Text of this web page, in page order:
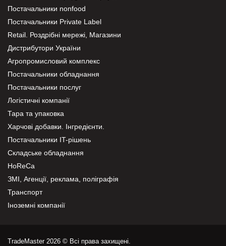
Постачальники nonfood
Постачальники Private Label
Retail. Роздрібні мережі, Магазини
Дистрибутори України
Агропромисловий комплекс
Постачальники обладнання
Постачальники послуг
Логістичні компанії
Тара та упаковка
Харчові добавки. Інгредієнти.
Постачальники IT-рішень
Складське обладнання
HoReCa
ЗМІ, Агенції, реклама, поліграфія
Транспорт
Іноземні компанії
TradeMaster 2026 © Всі права захищені.